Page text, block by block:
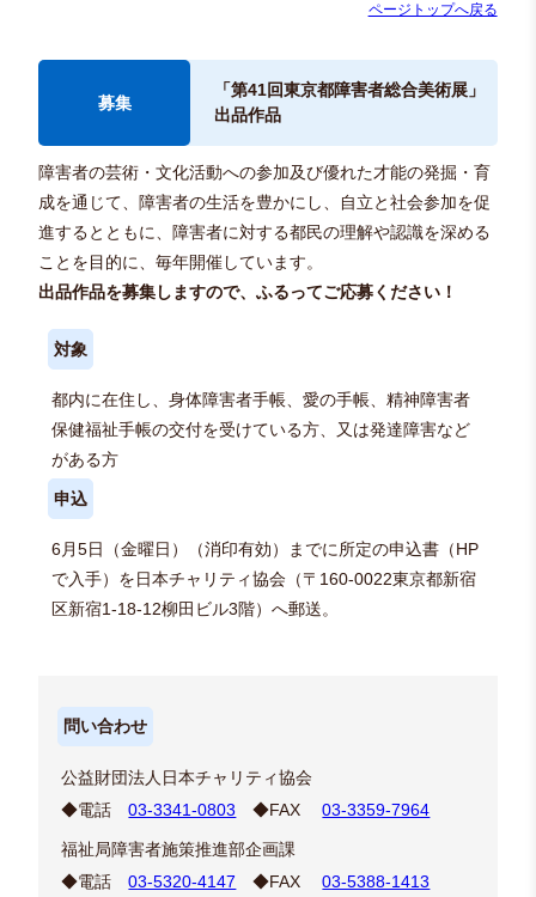
ページトップへ戻る
募集
「第41回東京都障害者総合美術展」
出品作品
障害者の芸術・文化活動への参加及び優れた才能の発掘・育
成を通じて、障害者の生活を豊かにし、自立と社会参加を促
進するとともに、障害者に対する都民の理解や認識を深める
ことを目的に、毎年開催しています。
出品作品を募集しますので、ふるってご応募ください！
対象
都内に在住し、身体障害者手帳、愛の手帳、精神障害者
保健福祉手帳の交付を受けている方、又は発達障害など
がある方
申込
6月5日（金曜日）（消印有効）までに所定の申込書（HP
で入手）を日本チャリティ協会（〒160-0022東京都新宿
区新宿1-18-12柳田ビル3階）へ郵送。
問い合わせ
公益財団法人日本チャリティ協会
◆電話03-3341-0803 ◆FAX03-3359-7964
福祉局障害者施策推進部企画課
◆電話03-5320-4147 ◆FAX03-5388-1413